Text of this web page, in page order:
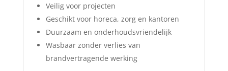
Veilig voor projecten
Geschikt voor horeca, zorg en kantoren
Duurzaam en onderhoudsvriendelijk
Wasbaar zonder verlies van
brandvertragende werking